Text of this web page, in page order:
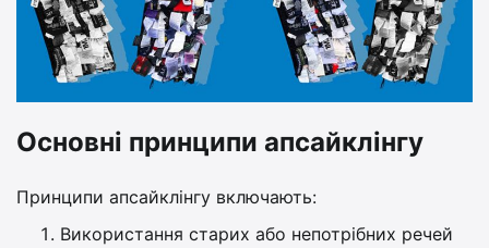
Основні принципи апсайклінгу
Принципи апсайклінгу включають:
Використання старих або непотрібних речей